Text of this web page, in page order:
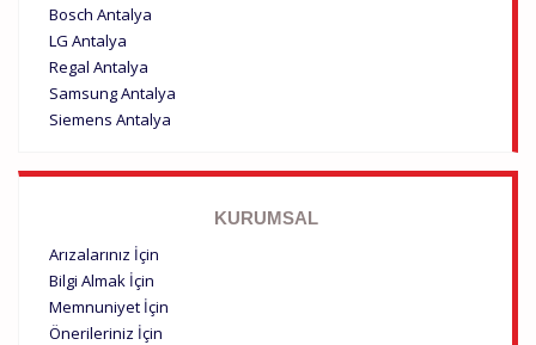
Bosch Antalya
LG Antalya
Regal Antalya
Samsung Antalya
Siemens Antalya
KURUMSAL
Arızalarınız İçin
Bilgi Almak İçin
Memnuniyet İçin
Önerileriniz İçin